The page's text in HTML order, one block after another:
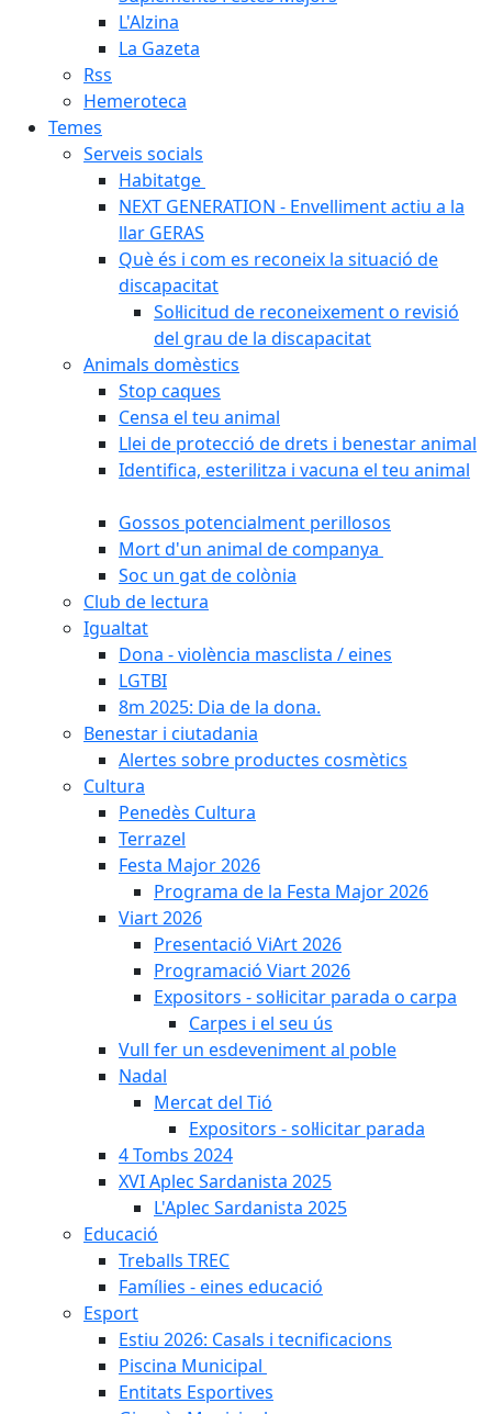
L'Alzina
La Gazeta
Rss
Hemeroteca
Temes
Serveis socials
Habitatge
NEXT GENERATION - Envelliment actiu a la
llar GERAS
Què és i com es reconeix la situació de
discapacitat
Sol·licitud de reconeixement o revisió
del grau de la discapacitat
Animals domèstics
Stop caques
Censa el teu animal
Llei de protecció de drets i benestar animal
Identifica, esterilitza i vacuna el teu animal
Gossos potencialment perillosos
Mort d'un animal de companya
Soc un gat de colònia
Club de lectura
Igualtat
Dona - violència masclista / eines
LGTBI
8m 2025: Dia de la dona.
Benestar i ciutadania
Alertes sobre productes cosmètics
Cultura
Penedès Cultura
Terrazel
Festa Major 2026
Programa de la Festa Major 2026
Viart 2026
Presentació ViArt 2026
Programació Viart 2026
Expositors - sol·licitar parada o carpa
Carpes i el seu ús
Vull fer un esdeveniment al poble
Nadal
Mercat del Tió
Expositors - sol·licitar parada
4 Tombs 2024
XVI Aplec Sardanista 2025
L'Aplec Sardanista 2025
Educació
Treballs TREC
Famílies - eines educació
Esport
Estiu 2026: Casals i tecnificacions
Piscina Municipal
Entitats Esportives